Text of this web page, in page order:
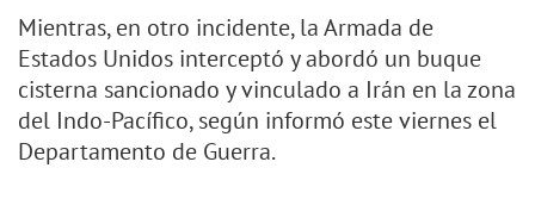
Mientras, en otro incidente, la Armada de
Estados Unidos interceptó y abordó un buque
cisterna sancionado y vinculado a Irán en la zona
del Indo-Pacífico, según informó este viernes el
Departamento de Guerra.